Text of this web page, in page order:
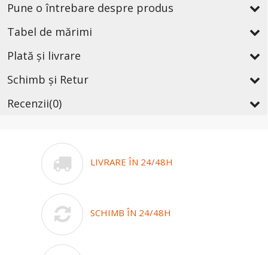
Pune o întrebare despre produs
Tabel de mărimi
Plată și livrare
Schimb și Retur
Recenzii(0)
LIVRARE ÎN 24/48H
SCHIMB ÎN 24/48H